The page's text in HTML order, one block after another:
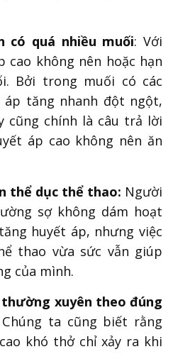
có quá nhiều muối: Với
cao không nên hoặc hạn
Bởi trong muối có các
tăng nhanh đột ngột,
cũng chính là câu trả lời
áp cao không nên ăn
thể dục thể thao: Người
sợ không dám hoạt
huyết áp, nhưng việc
thao vừa sức vẫn giúp
của mình.
xuyên theo đúng
Chúng ta cũng biết rằng
khó thở chỉ xảy ra khi